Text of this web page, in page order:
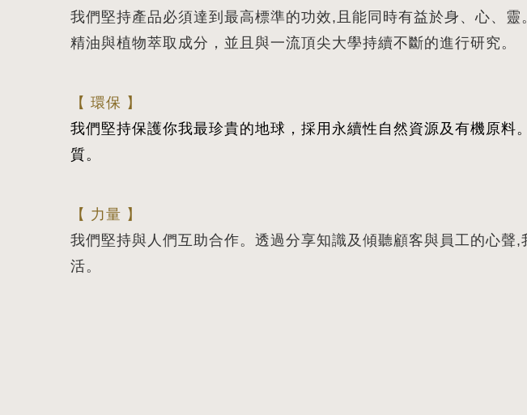
我們堅持產品必須達到最高標準的功效,且能同時有益於身、心、
精油與植物萃取成分，並且與一流頂尖大學持續不斷的進行研究。
【 環保 】
我們堅持保護你我最珍貴的地球，採用永續性自然資源及有機原
質。
【 力量 】
我們堅持與人們互助合作。透過分享知識及傾聽顧客與員工的心
活。